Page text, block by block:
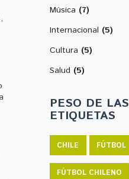
Música (7)
Internacional (5)
Cultura (5)
Salud (5)
PESO DE LAS
ETIQUETAS
CHILE FÚTBOL
FÚTBOL CHILENO